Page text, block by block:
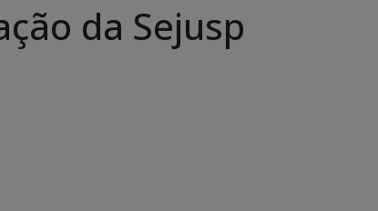
da Sejusp